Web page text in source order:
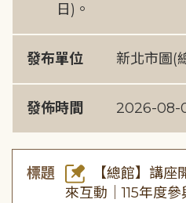
日)。
發布單位 新北市圖(
發佈時間 2026-08-
標題
【總館】講座
來互動｜115年度